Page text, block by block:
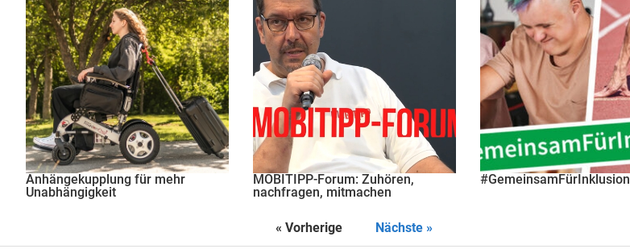
Anhängekupplung für mehr
Unabhängigkeit
MOBITIPP-Forum: Zuhören,
nachfragen, mitmachen
#GemeinsamFürInklusion
« Vorherige Nächste »